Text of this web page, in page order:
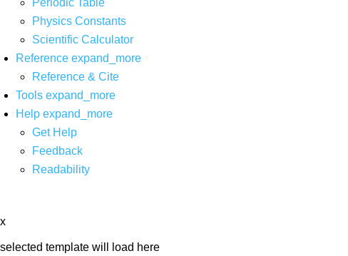
Physics Constants
Scientific Calculator
Reference expand_more
Reference & Cite
Tools expand_more
Help expand_more
Get Help
Feedback
Readability
x
selected template will load here